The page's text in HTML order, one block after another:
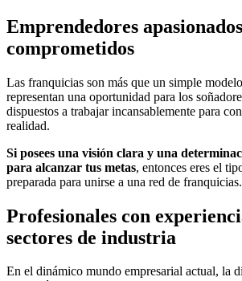
Emprendedores
comprometidos
Las franquicias son más que un simple
representan una oportunidad para los
dispuestos a trabajar incansablemente para
realidad.
Si posees una visión clara y una
para alcanzar tus metas, entonces eres el
preparada para unirse a una red de franquicias.
Profesionales con
sectores de industria
En el dinámico mundo empresarial actual, la